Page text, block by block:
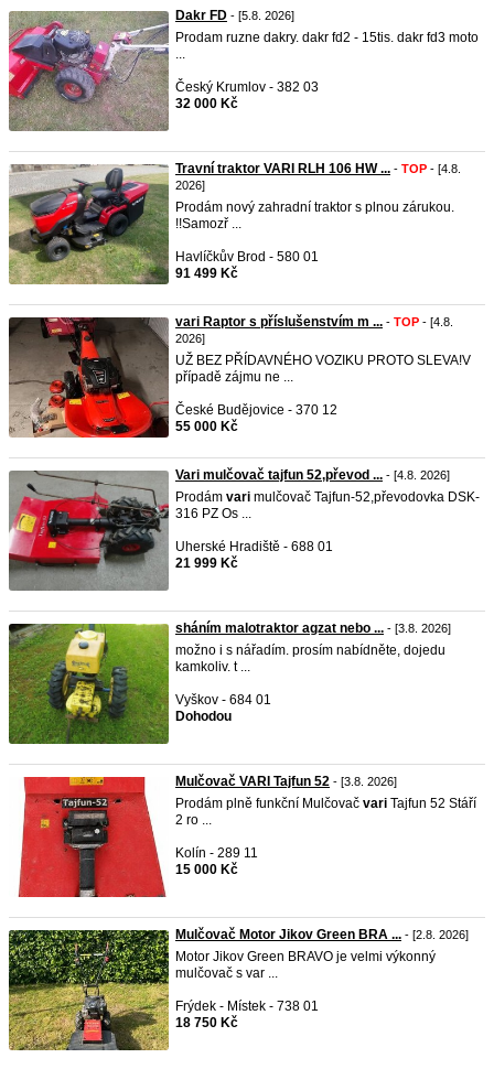
Dakr FD - [5.8. 2026]
Prodam ruzne dakry. dakr fd2 - 15tis. dakr fd3 moto
...
Český Krumlov - 382 03
32 000 Kč
Travní traktor VARI RLH 106 HW ... - TOP - [4.8.
2026]
Prodám nový zahradní traktor s plnou zárukou.
!!Samozř ...
Havlíčkův Brod - 580 01
91 499 Kč
vari Raptor s příslušenstvím m ... - TOP - [4.8.
2026]
UŽ BEZ PŘÍDAVNÉHO VOZIKU PROTO SLEVA!V
případě zájmu ne ...
České Budějovice - 370 12
55 000 Kč
Vari mulčovač tajfun 52,převod ... - [4.8. 2026]
Prodám vari mulčovač Tajfun-52,převodovka DSK-
316 PZ Os ...
Uherské Hradiště - 688 01
21 999 Kč
sháním malotraktor agzat nebo ... - [3.8. 2026]
možno i s nářadím. prosím nabídněte, dojedu
kamkoliv. t ...
Vyškov - 684 01
Dohodou
Mulčovač VARI Tajfun 52 - [3.8. 2026]
Prodám plně funkční Mulčovač vari Tajfun 52 Stáří
2 ro ...
Kolín - 289 11
15 000 Kč
Mulčovač Motor Jikov Green BRA ... - [2.8. 2026]
Motor Jikov Green BRAVO je velmi výkonný
mulčovač s var ...
Frýdek - Místek - 738 01
18 750 Kč